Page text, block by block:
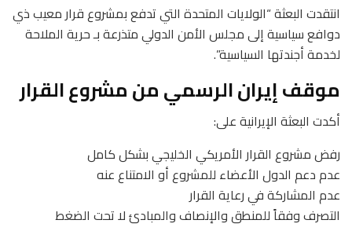
انتقدت البعثة “الولايات المتحدة التي تدفع بمشروع قرار معيب ذي
دوافع سياسية إلى مجلس الأمن الدولي متذرعة بـ حرية الملاحة
لخدمة أجندتها السياسية”.
موقف إيران الرسمي من مشروع القرار
أكدت البعثة الإيرانية على:
رفض مشروع القرار الأمريكي الخليجي بشكل كامل
عدم دعم الدول الأعضاء للمشروع أو الامتناع عنه
عدم المشاركة في رعاية القرار
التصرف وفقاً للمنطق والإنصاف والمبادئ لا تحت الضغط